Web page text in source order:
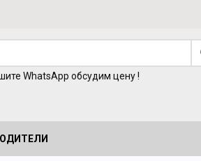
WhatsApp обсудим цену !